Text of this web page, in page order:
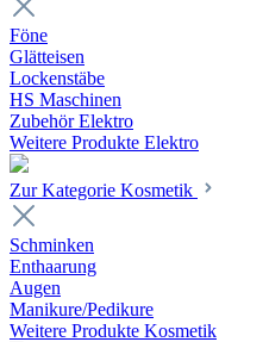
Föne
Glätteisen
Lockenstäbe
HS Maschinen
Zubehör Elektro
Weitere Produkte Elektro
Zur Kategorie Kosmetik
Schminken
Enthaarung
Augen
Manikure/Pedikure
Weitere Produkte Kosmetik